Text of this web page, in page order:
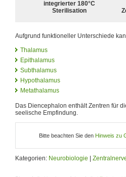
integrierter 180°C
Sterilisation
Aufgrund funktioneller Unterschiede
Thalamus
Epithalamus
Subthalamus
Hypothalamus
Metathalamus
Das Diencephalon enthält Zentren für
seelische Empfindung.
Bitte beachten Sie den Hinweis zu
Kategorien: Neurobiologie